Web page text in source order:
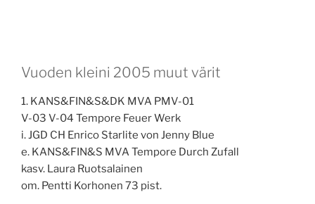
Vuoden kleini 2005 muut värit
1. KANS&FIN&S&DK MVA PMV-01
V-03 V-04 Tempore Feuer Werk
i. JGD CH Enrico Starlite von Jenny Blue
e. KANS&FIN&S MVA Tempore Durch Zufall
kasv. Laura Ruotsalainen
om. Pentti Korhonen 73 pist.